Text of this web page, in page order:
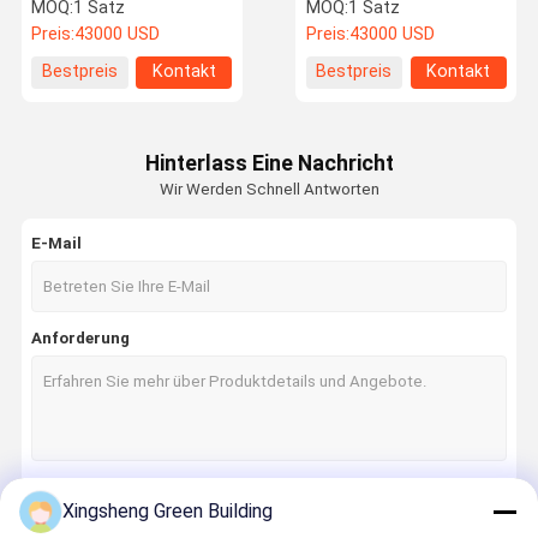
Über Uns
Werksbesich
Tigung
Qualitätskon Kontakt Mit
Uns
Monosonnenkollektor
Solarmodul
Laminationsmaschine
Automatische Qualität
und Nonwoven Material
MOQ:1 Satz
Preis:43000 USD
Bestpreis
Kontakt
Filmfolie Heißpresse
Trockene Solarmodul
Produktionslinie
Laminationsmaschine
MOQ:1 Satz
Preis:43000 USD
Bestpreis
Kontakt
Hinterlass Eine Nachricht
Wir Werden Schnell Antworten
E-Mail
Anforderung
Fortsetzen
Xingsheng Green Building